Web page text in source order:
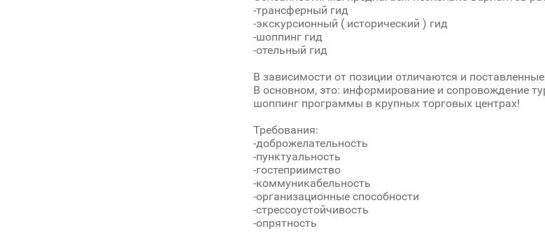
-трансферный гид
-экскурсионный ( исторический ) гид
-шоппинг гид
-отельный гид
В зависимости от позиции отличаются и
В основном, это: информирование и сопровождение
шоппинг программы в крупных торговых центрах!
Требования:
-доброжелательность
-пунктуальность
-гостеприимство
-коммуникабельность
-организационные способности
-стрессоустойчивость
-опрятность